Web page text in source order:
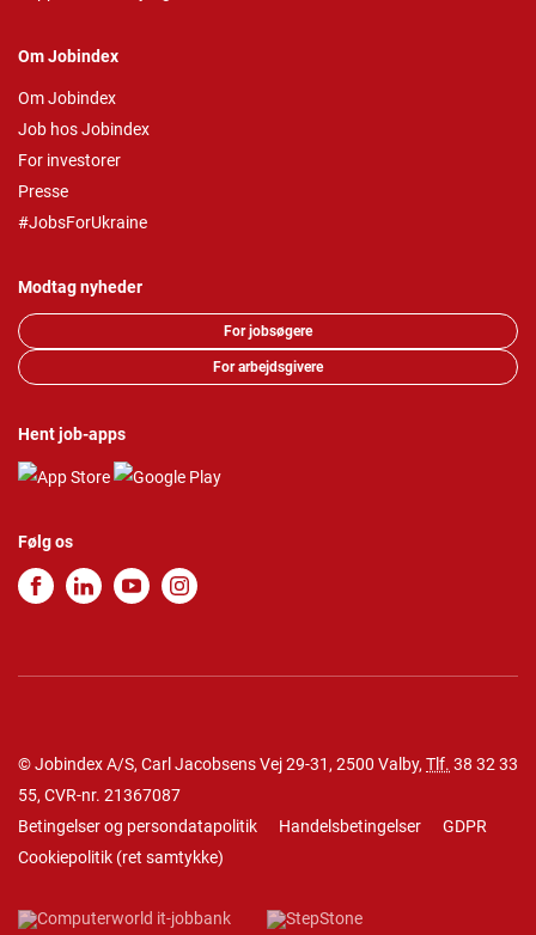
Om Jobindex
Om Jobindex
Job hos Jobindex
For investorer
Presse
#JobsForUkraine
Modtag nyheder
For jobsøgere
For arbejdsgivere
Hent job-apps
Følg os
© Jobindex A/S, Carl Jacobsens Vej 29-31, 2500 Valby, Tlf. 38 32 33
55, CVR-nr. 21367087
Betingelser og persondatapolitik
Handelsbetingelser
GDPR
Cookiepolitik (ret samtykke)